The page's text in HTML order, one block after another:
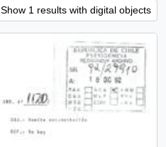
Show 1 results with digital objects